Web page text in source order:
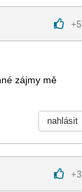
+5
zájmy mě
nahlásit
+3